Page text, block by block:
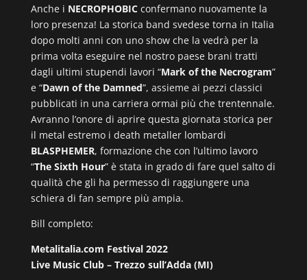
Anche i NECROPHOBICconfermano nuovamente la
loro presenza! La storica band svedese torna in Italia
dopo molti anni con uno show che la vedrà per la
prima volta eseguire nel nostro paese brani tratti
dagli ultimi stupendi lavori “Mark of the Necrogram”
e “Dawn of the Damned”, assieme ai pezzi classici
pubblicati in una carriera ormai più che trentennale.
Avranno l’onore di aprire questa giornata storica per
il metal estremo i death metaller lombardi
BLASPHEMER, formazione che con l’ultimo lavoro
“The Sixth Hour” è stata in grado di fare quel salto di
qualità che gli ha permesso di raggiungere una
schiera di fan sempre più ampia.
Bill completo:
Metalitalia.com Festival 2022
Live Music Club – Trezzo sull’Adda (MI)